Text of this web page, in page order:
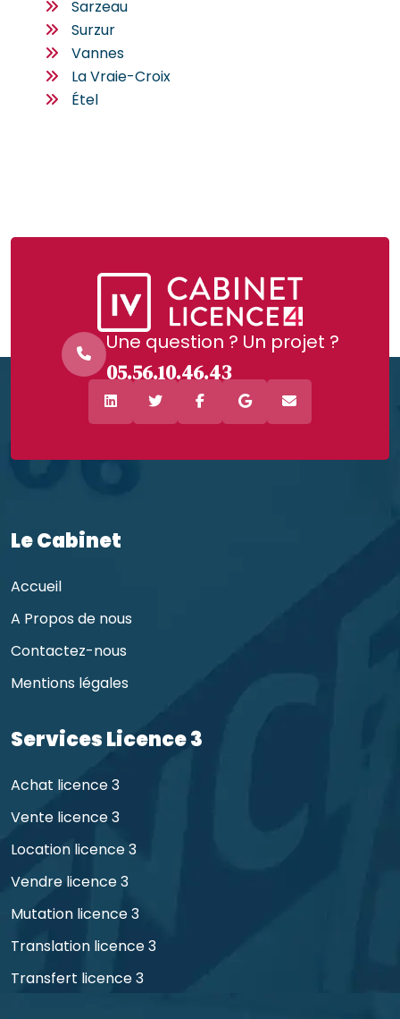
Sarzeau
Surzur
Vannes
La Vraie-Croix
Étel
Une question ? Un projet ?
05.56.10.46.43
Le Cabinet
Accueil
A Propos de nous
Contactez-nous
Mentions légales
Services Licence 3
Achat licence 3
Vente licence 3
Location licence 3
Vendre licence 3
Mutation licence 3
Translation licence 3
Transfert licence 3